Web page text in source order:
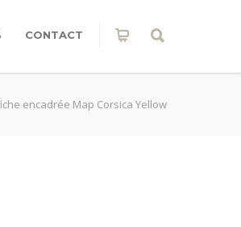
CONTACT
encadrée Map Corsica Yellow